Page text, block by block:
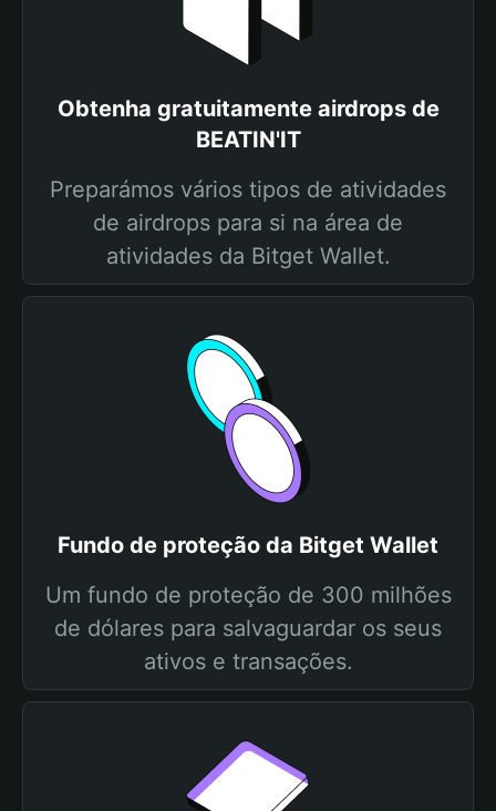
Obtenha gratuitamente airdrops de
BEATIN'IT
Preparámos vários tipos de atividades
de airdrops para si na área de
atividades da Bitget Wallet.
Fundo de proteção da Bitget Wallet
Um fundo de proteção de 300 milhões
de dólares para salvaguardar os seus
ativos e transações.